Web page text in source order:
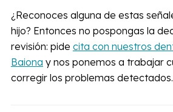
¿Reconoces alguna de estas
hijo? Entonces no pospongas la
revisión: pide cita con nuestros
Baiona y nos ponemos a trabajar
corregir los problemas detectados.